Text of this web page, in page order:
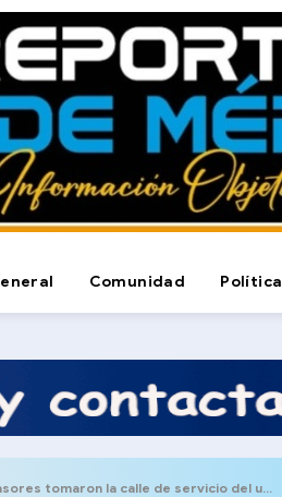
Comunidad Política
tomaron la calle de servicio del urbanismo Terrazas de la Pedregosa en El Vigía